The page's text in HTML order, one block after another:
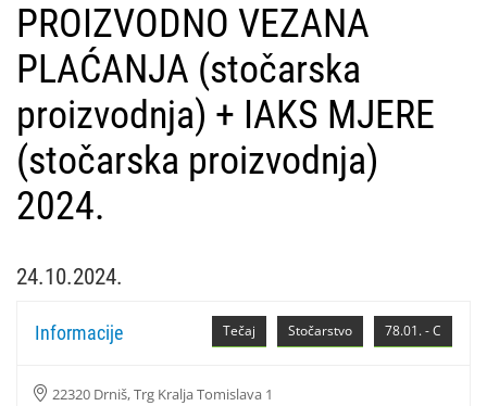
PROIZVODNO VEZANA
PLAĆANJA (stočarska
proizvodnja) + IAKS MJERE
(stočarska proizvodnja)
2024.
24.10.2024.
78.01. - C
Stočarstvo
Tečaj
Informacije
22320 Drniš, Trg Kralja Tomislava 1